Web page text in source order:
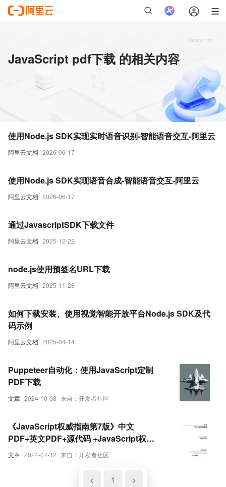
JavaScript pdf下载 的相关内容
阿里云文档 2026-06-17
使用Node.js SDK实现实时语音识别-智能语音交互-阿里云
阿里云文档 2026-06-17
使用Node.js SDK实现语音合成-智能语音交互-阿里云
阿里云文档 2025-12-22
通过JavascriptSDK下载文件
阿里云文档 2025-11-28
node.js使用预签名URL下载
阿里云文档 2025-04-14
如何下载安装、使用视觉智能开放平台Node.js SDK及代
码示例
文章 2024-10-08 来自：开发者社区
Puppeteer自动化：使用JavaScript定制
PDF下载
文章 2024-07-12 来自：开发者社区
《JavaScript权威指南第7版》中文
PDF+英文PDF+源代码 +JavaScript权威
指南(第6版)(附源码)PDF下载阅读分享推
< 1 >